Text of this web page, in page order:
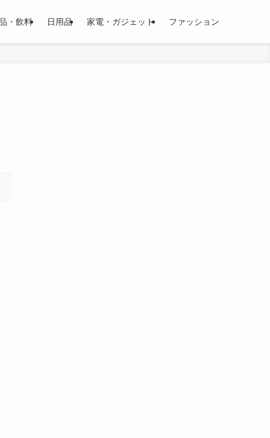
・飲料 日用品 家電・ガジェット ファッション